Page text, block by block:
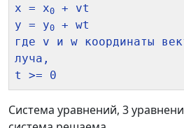
x = x0
+ vt
y = y0
+ wt
где v и w координаты
луча,
Система уравнений, 3